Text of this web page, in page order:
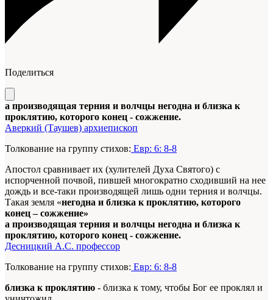
Поделиться
а производящая терния и волчцы негодна и близка к
проклятию, которого конец - сожжение.
Аверкий (Таушев) архиепископ
Толкование на группу стихов: Евр: 6: 8-8
Апостол сравнивает их (хулителей Духа Святого) с
испорченной почвой, пившей многократно сходивший на нее
дождь и все-таки производящей лишь одни терния и волчцы.
Такая земля «негодна и близка к проклятию, которого
конец – сожжение»
а производящая терния и волчцы негодна и близка к
проклятию, которого конец - сожжение.
Десницкий А.С. профессор
Толкование на группу стихов: Евр: 6: 8-8
близка к проклятию - близка к тому, чтобы Бог ее проклял и